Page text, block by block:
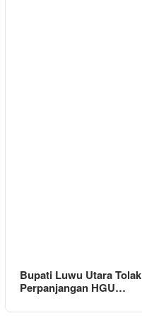
Bupati Luwu Utara Tolak
Perpanjangan HGU…